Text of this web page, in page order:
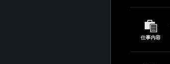
仕事内容